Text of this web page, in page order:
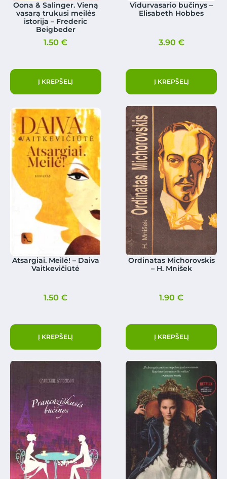
Oona & Salinger. Vieną
vasarą trukusi meilės
istorija – Frederic
Beigbeder
1.50€
Į KREPŠELĮ
Vidurvasario bučinys –
Elisabeth Hobbes
3.90 €
Į KREPŠELĮ
Atsargiai. Meilė! – Daiva
Vaitkevičiūtė
1.50€
Į KREPŠELĮ
Ordinatas Michorovskis
– H. Mnišek
1.90€
Į KREPŠELĮ